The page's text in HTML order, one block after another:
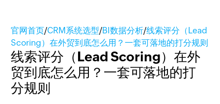
官网首页/CRM系统选型/BI数据分析/线索评分（Lead
Scoring）在外贸到底怎么用？一套可落地的打分规则
线索评分（Lead Scoring）在外
贸到底怎么用？一套可落地的打
分规则